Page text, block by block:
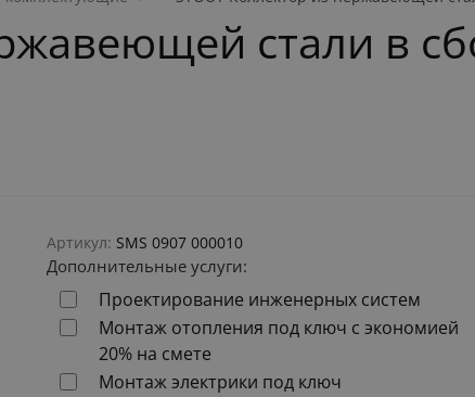
стали в
Артикул: SMS 0907 000010
Дополнительные услуги:
Проектирование инженерных систем
Монтаж отопления под ключ с экономией
20% на смете
Монтаж электрики под ключ